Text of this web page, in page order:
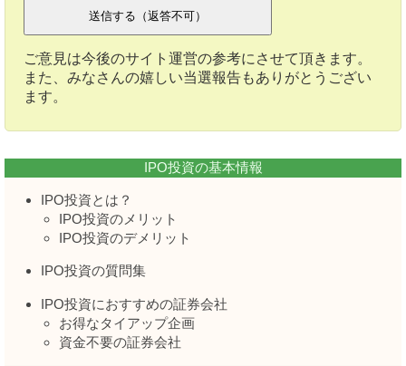
ご意見は今後のサイト運営の参考にさせて頂きます。
また、みなさんの嬉しい当選報告もありがとうござい
ます。
IPO投資の基本情報
IPO投資とは？
IPO投資のメリット
IPO投資のデメリット
IPO投資の質問集
IPO投資におすすめの証券会社
お得なタイアップ企画
資金不要の証券会社